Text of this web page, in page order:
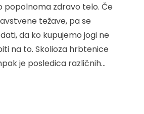
popolnoma zdravo telo. Če
težave, pa se
da ko kupujemo jogi ne
na to. Skolioza hrbtenice
je posledica različnih…